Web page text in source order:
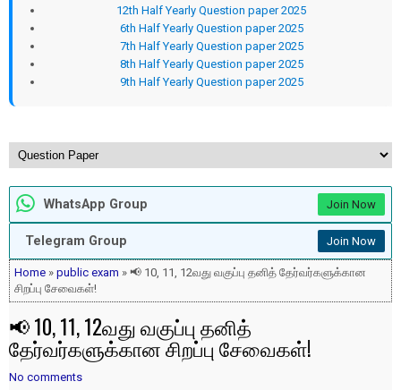
12th Half Yearly Question paper 2025
6th Half Yearly Question paper 2025
7th Half Yearly Question paper 2025
8th Half Yearly Question paper 2025
9th Half Yearly Question paper 2025
WhatsApp Group Join Now
Telegram Group Join Now
Home » public exam » 📢 10, 11, 12வது வகுப்பு தனித் தேர்வர்களுக்கான
சிறப்பு சேவைகள்!
📢 10, 11, 12வது வகுப்பு தனித்
தேர்வர்களுக்கான சிறப்பு சேவைகள்!
No comments